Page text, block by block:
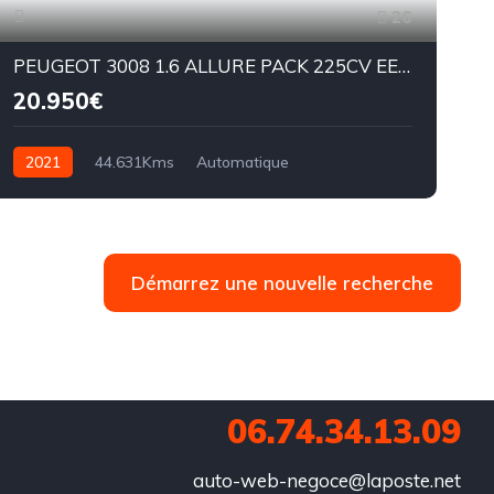
26
PEUGEOT 3008 1.6 ALLURE PACK 225CV EEAT8
20.950€
2021 44.631Kms
Automatique
Démarrez une nouvelle recherche
06.74.34.13.09
auto-web-negoce@laposte.net